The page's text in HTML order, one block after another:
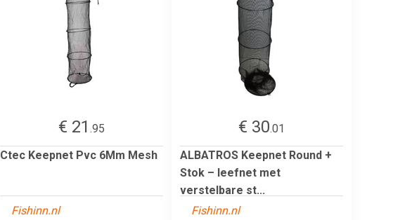
€ 21 .95
Ctec Keepnet Pvc 6Mm Mesh
Fishinn.nl
€ 30.01
ALBATROS Keepnet Round +
Stok – leefnet met
verstelbare st...
Fishinn.nl